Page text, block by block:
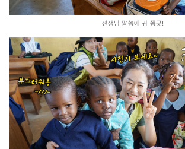
선생님 말씀에 귀 쫑긋!